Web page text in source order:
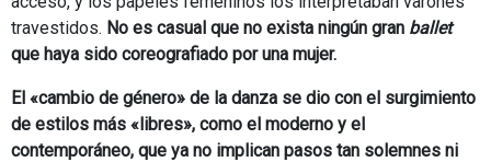
travestidos. No es casual que no exista ningún gran ballet
que haya sido coreografiado por una mujer.
El «cambio de género» de la danza se dio con el surgimiento
de estilos más «libres», como el moderno y el
contemporáneo, que ya no implican pasos tan solemnes ni